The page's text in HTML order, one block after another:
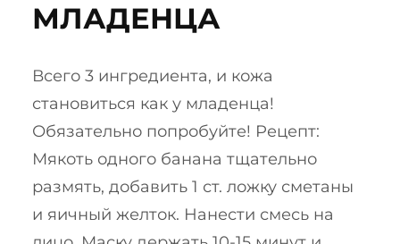
МЛАДЕНЦА
Всего 3 ингредиента, и кожа
становиться как у младенца!
Обязательно попробуйте! Рецепт:
Мякоть одного банана тщательно
размять, добавить 1 ст. ложку сметаны
и яичный желток. Нанести смесь на